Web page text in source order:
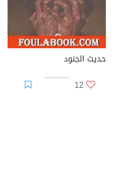
حديث الجنود
12